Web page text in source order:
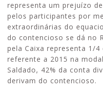
representa um prejuízo
pelos participantes por
extraordinárias do
do contencioso se dá no
pela Caixa representa 1/
referente a 2015 na
Saldado, 42% da conta
derivam do contencioso.